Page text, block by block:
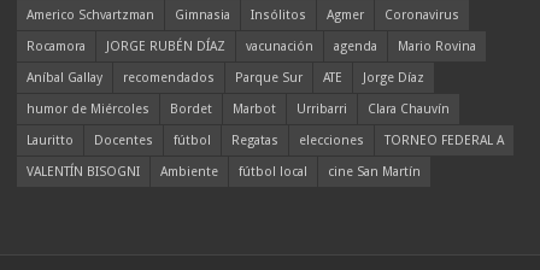
Americo Schvartzman Gimnasia Insólitos Agmer
Coronavirus
Rocamora
JORGE RUBÉN DÍAZ vacunación agenda
Mario Rovina
Aníbal Gallay
recomendados Parque Sur ATE
Jorge Díaz
humor de Miércoles
Bordet Marbot Urribarri
Clara Chauvín
Lauritto
Docentes fútbol Regatas elecciones
TORNEO FEDERAL A
VALENTÍN BISOGNI
Ambiente fútbol local cine San Martín